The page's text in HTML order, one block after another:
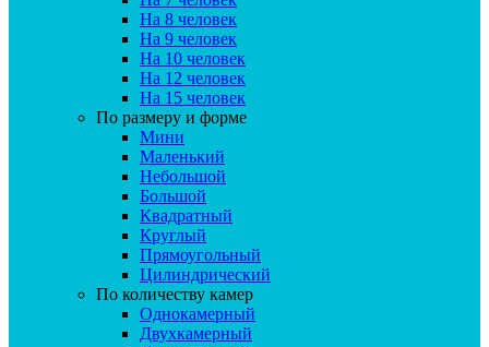
На 8 человек
На 9 человек
На 10 человек
На 12 человек
На 15 человек
По размеру и форме
Мини
Маленький
Небольшой
Большой
Квадратный
Круглый
Прямоугольный
Цилиндрический
По количеству камер
Однокамерный
Двухкамерный